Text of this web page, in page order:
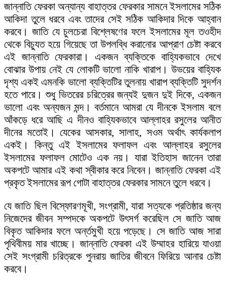
জান্নাতি ফেরকা অন্যান্য বাহাত্তর ফেরকার সামনে ইসলামের সঠিক
আকিদা তুলে ধরবে এবং তাদের সেই সঠিক আকিদার দিকে আহ্বান
করবে। জাতি যে চুলচেরা বিশ্লেষণের ফলে ইসলামের মূল তওহীদ
থেকে বিচ্যুত হয়ে গিয়েছে তা উপলব্ধি করানোর আপ্রাণ চেষ্টা করবে
এই জান্নাতি ফেরকারা। একজন ব্যক্তিকে বাহ্যিকভাবে দেখে
বোঝার উপায় নেই যে লোকটি ভালো নাকি খারাপ। উভয়ের বাহ্যিক
দৃশ্য একই এমনকি ভালো ব্যক্তিটির তুলনায় খারাপ ব্যক্তিটি সুদর্শন
হতে পারে। শুধু ভিতরের চরিত্রের জন্যই দুজন দুই দিকে, একজন
ভালো এবং অন্যজন মন্দ। বর্তমানে আমরা যে দীনকে ইসলাম বলে
আঁকড়ে ধরে আছি এ দীনও বাহ্যিকভাবে আল্লাহর রসুলের আনীত
দীনের মতোই। যেকের আসকার, সালাহ, সওম অর্থাৎ কার্যকলাপ
একই। কিন্তু এই ইসলামের ফলাফল এবং আল্লাহর রসুলের
ইসলামের ফলাফল মোটেও এক নয়। যারা ইতিহাস জানেন তারা
অকপটে আমার এই কথা স্বীকার করে নিবেন। জান্নাতি ফেরকা এই
প্রকৃত ইসলামের রূপ গোটা বাহাত্তর ফেরকার সামনে তুলে ধরবে।
যে জাতি ছিল বিস্ফোরণমূখী, সংগ্রামী, যারা সত্যকে প্রতিষ্ঠার জন্য
নিজেদের জীবন সম্পদকে অকপটে উৎসর্গ করেছিল সে জাতি আজ
বিকৃত আকিদার ফলে অর্ন্তমুখী হয়ে পড়েছে। সে জাতি আজ সারা
পৃথিবীময় মার খাচ্ছে। জান্নাতি ফেরকা এই উম্মাহর হারিয়ে যাওয়া
সেই সংগ্রামী চরিত্রকে পুনরায় জাতির জীবনে ফিরিয়ে আনার চেষ্টা
করবে।